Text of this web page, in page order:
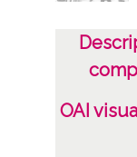
Positivo
9 x 12 cm
OAI